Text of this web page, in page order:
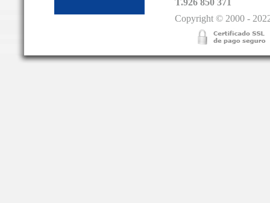
T.926 850 371
Copyright © 2000 -